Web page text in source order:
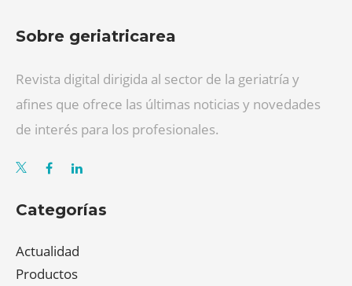
Sobre geriatricarea
Revista digital dirigida al sector de la geriatría y
afines que ofrece las últimas noticias y novedades
de interés para los profesionales.
Categorías
Actualidad
Productos